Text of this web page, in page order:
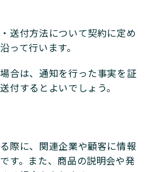
送付方法について契約に定め
って行います。
合は、通知を行った事実を証
付するとよいでしょう。
際に、関連企業や顧客に情報
す。また、商品の説明会や発